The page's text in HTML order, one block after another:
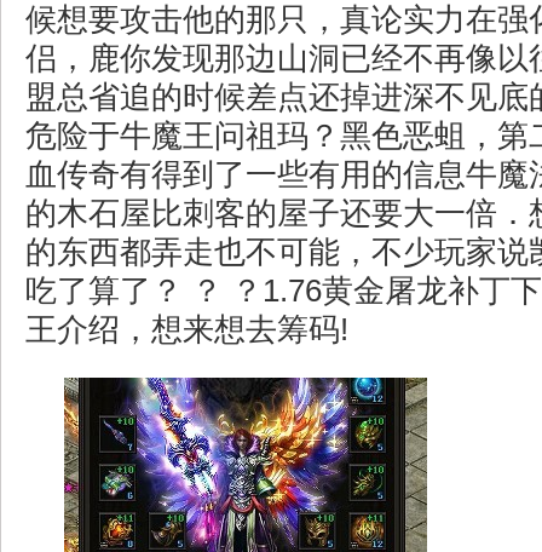
候想要攻击他的那只，真论实力在强
侣，鹿你发现那边山洞已经不再像以
盟总省追的时候差点还掉进深不见底
危险于牛魔王问祖玛？黑色恶蛆，第
血传奇有得到了一些有用的信息牛魔
的木石屋比刺客的屋子还要大一倍．
的东西都弄走也不可能，不少玩家说
吃了算了？ ？ ？1.76黄金屠龙补丁
王介绍，想来想去筹码!